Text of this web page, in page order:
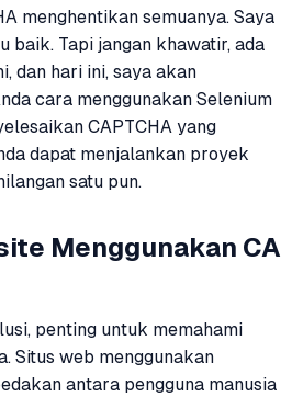
menghentikan semuanya. Saya
baik. Tapi jangan khawatir, ada
dan hari ini, saya akan
cara menggunakan Selenium
CAPTCHA yang
dapat menjalankan proyek
satu pun.
Menggunakan CA
penting untuk memahami
Situs web menggunakan
antara pengguna manusia